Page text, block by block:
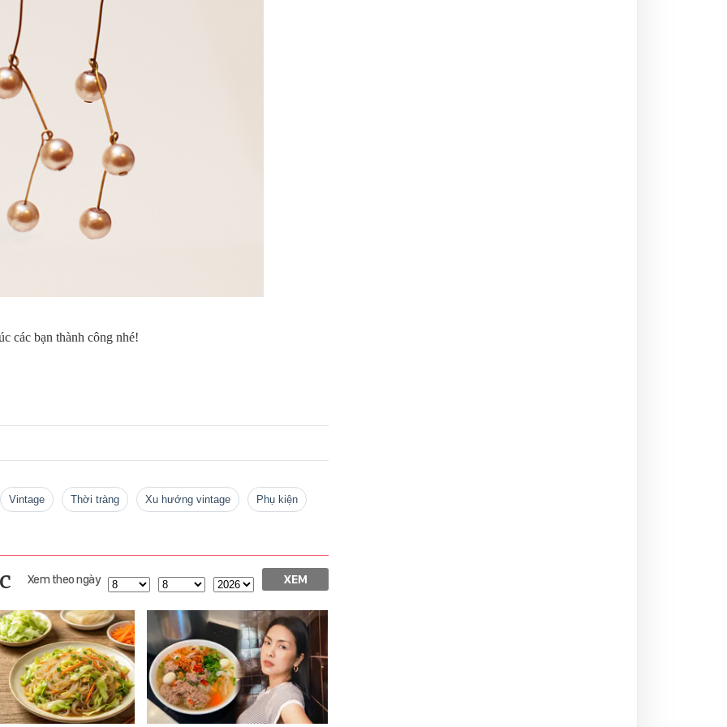
các bạn thành công nhé!
vintage thời tràng xu hướng vintage phụ kiện
Xem theo ngày XEM